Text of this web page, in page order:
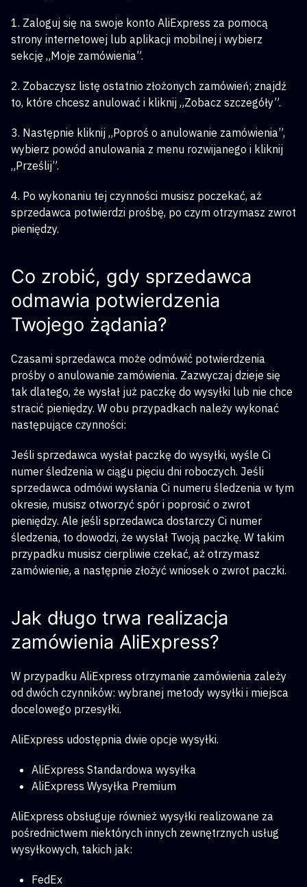
1. Zaloguj się na swoje konto AliExpress za pomocą
strony internetowej lub aplikacji mobilnej i wybierz
sekcję „Moje zamówienia”.
2. Zobaczysz listę ostatnio złożonych zamówień; znajdź
to, które chcesz anulować i kliknij „Zobacz szczegóły”.
3. Następnie kliknij „Poproś o anulowanie zamówienia”,
wybierz powód anulowania z menu rozwijanego i kliknij
„Prześlij”.
4. Po wykonaniu tej czynności musisz poczekać, aż
sprzedawca potwierdzi prośbę, po czym otrzymasz zwrot
pieniędzy.
Co zrobić, gdy sprzedawca
odmawia potwierdzenia
Twojego żądania?
Czasami sprzedawca może odmówić potwierdzenia
prośby o anulowanie zamówienia. Zazwyczaj dzieje się
tak dlatego, że wysłał już paczkę do wysyłki lub nie chce
stracić pieniędzy. W obu przypadkach należy wykonać
następujące czynności:
Jeśli sprzedawca wysłał paczkę do wysyłki, wyśle Ci
numer śledzenia w ciągu pięciu dni roboczych. Jeśli
sprzedawca odmówi wysłania Ci numeru śledzenia w tym
okresie, musisz otworzyć spór i poprosić o zwrot
pieniędzy. Ale jeśli sprzedawca dostarczy Ci numer
śledzenia, to dowodzi, że wysłał Twoją paczkę. W takim
przypadku musisz cierpliwie czekać, aż otrzymasz
zamówienie, a następnie złożyć wniosek o zwrot paczki.
Jak długo trwa realizacja
zamówienia AliExpress?
W przypadku AliExpress otrzymanie zamówienia zależy
od dwóch czynników: wybranej metody wysyłki i miejsca
docelowego przesyłki.
AliExpress udostępnia dwie opcje wysyłki.
AliExpress Standardowa wysyłka
AliExpress Wysyłka Premium
AliExpress obsługuje również wysyłki realizowane za
pośrednictwem niektórych innych zewnętrznych usług
wysyłkowych, takich jak:
FedEx